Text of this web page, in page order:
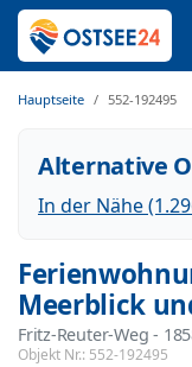
Hauptseite 552-192495
Alternative
In der Nähe
Meerblick
Fritz-Reuter-Weg -
Objekt Nr.: 552-192495